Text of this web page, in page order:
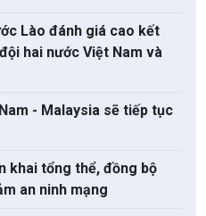
Lào đánh giá cao kết
hai nước Việt Nam và
- Malaysia sẽ tiếp tục
khai tổng thể, đồng bộ
an ninh mạng